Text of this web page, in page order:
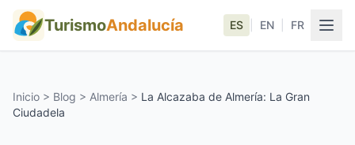
TurismoAndalucía ES EN FR
Inicio > Blog > Almería > La Alcazaba de Almería: La Gran
Ciudadela